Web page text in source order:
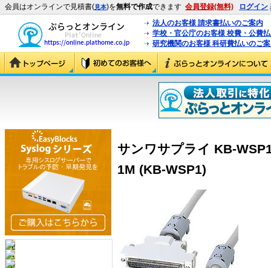
会員はオンラインで見積書(見本)を無料で作成できます 会員登録(無料) ログイン
法人のお客様 請求書払いのご案内
学校・官公庁のお客様 校費・公費
研究機関のお客様 科研費払いのご
サンワサプライ KB-
1M (KB-WSP1)